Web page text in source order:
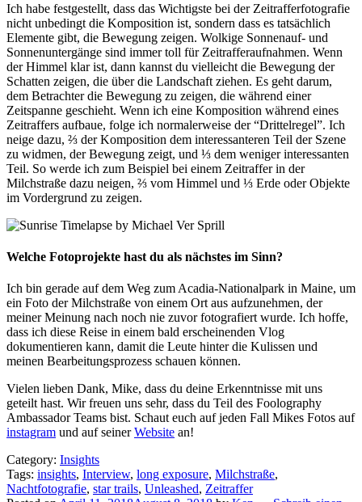
Ich habe festgestellt, dass das Wichtigste bei der Zeitrafferfotografie
nicht unbedingt die Komposition ist, sondern dass es tatsächlich
Elemente gibt, die Bewegung zeigen. Wolkige Sonnenauf- und
Sonnenuntergänge sind immer toll für Zeitrafferaufnahmen. Wenn
der Himmel klar ist, dann kannst du vielleicht die Bewegung der
Schatten zeigen, die über die Landschaft ziehen. Es geht darum,
dem Betrachter die Bewegung zu zeigen, die während einer
Zeitspanne geschieht. Wenn ich eine Komposition während eines
Zeitraffers aufbaue, folge ich normalerweise der “Drittelregel”. Ich
neige dazu, ⅔ der Komposition dem interessanteren Teil der Szene
zu widmen, der Bewegung zeigt, und ⅓ dem weniger interessanten
Teil. So werde ich zum Beispiel bei einem Zeitraffer in der
Milchstraße dazu neigen, ⅔ vom Himmel und ⅓ Erde oder Objekte
im Vordergrund zu zeigen.
Welche Fotoprojekte hast du als nächstes im Sinn?
Ich bin gerade auf dem Weg zum Acadia-Nationalpark in Maine, um
ein Foto der Milchstraße von einem Ort aus aufzunehmen, der
meiner Meinung nach noch nie zuvor fotografiert wurde. Ich hoffe,
dass ich diese Reise in einem bald erscheinenden Vlog
dokumentieren kann, damit die Leute hinter die Kulissen und
meinen Bearbeitungsprozess schauen können.
Vielen lieben Dank, Mike, dass du deine Erkenntnisse mit uns
geteilt hast. Wir freuen uns sehr, dass du Teil des Foolography
Ambassador Teams bist. Schaut euch auf jeden Fall Mikes Fotos auf
instagram und auf seinerWebsite an!
Category: Insights
Tags: insights, Interview, long exposure, Milchstraße,
Nachtfotografie, star trails, Unleashed, Zeitraffer